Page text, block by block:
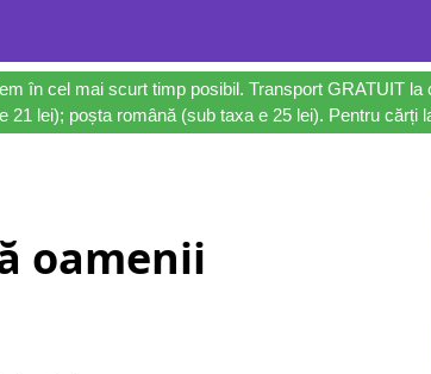
în cel mai scurt timp posibil. Transport GRATUIT
lei); poșta română (sub taxa e 25 lei). Pentru
oamenii